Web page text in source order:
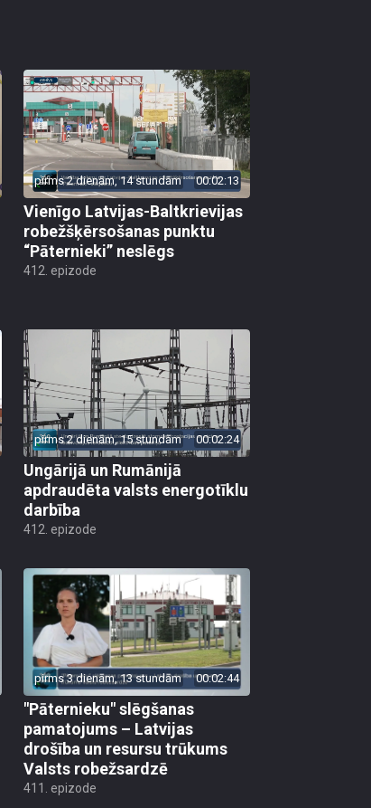
pirms 2 dienām, 14 stundām 00:02:13
Vienīgo Latvijas-Baltkrievijas
robežšķērsošanas punktu
“Pāternieki” neslēgs
412. epizode
pirms 2 dienām, 15 stundām 00:02:24
Ungārijā un Rumānijā
apdraudēta valsts energotīklu
darbība
412. epizode
pirms 3 dienām, 13 stundām 00:02:44
"Pāternieku" slēgšanas
pamatojums – Latvijas
drošība un resursu trūkums
Valsts robežsardzē
411. epizode